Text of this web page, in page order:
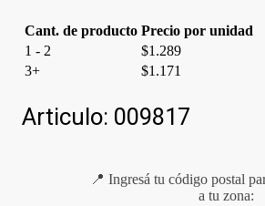
Cant. de producto Precio por unidad
1 - 2
$1.289
3+
$1.171
Articulo: 009817
📍 Ingresá tu código postal
a tu zona: